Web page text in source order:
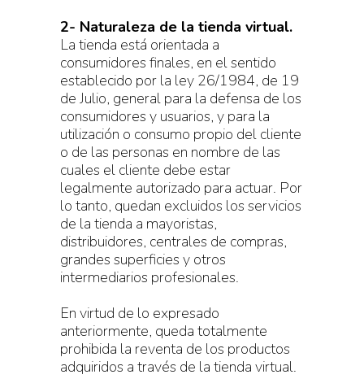
2- Naturaleza de la tienda virtual.
La tienda está orientada a
consumidores finales, en el sentido
establecido por la ley 26/1984, de 19
de Julio, general para la defensa de los
consumidores y usuarios, y para la
utilización o consumo propio del cliente
o de las personas en nombre de las
cuales el cliente debe estar
legalmente autorizado para actuar. Por
lo tanto, quedan excluidos los servicios
de la tienda a mayoristas,
distribuidores, centrales de compras,
grandes superficies y otros
intermediarios profesionales.
En virtud de lo expresado
anteriormente, queda totalmente
prohibida la reventa de los productos
adquiridos a través de la tienda virtual.